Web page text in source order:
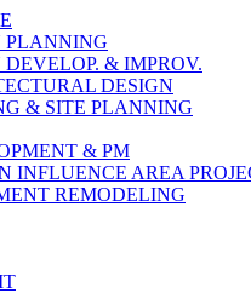
PLANNING
& IMPROV.
DESIGN
& SITE PLANNING
& PM
INFLUENCE AREA
REMODELING